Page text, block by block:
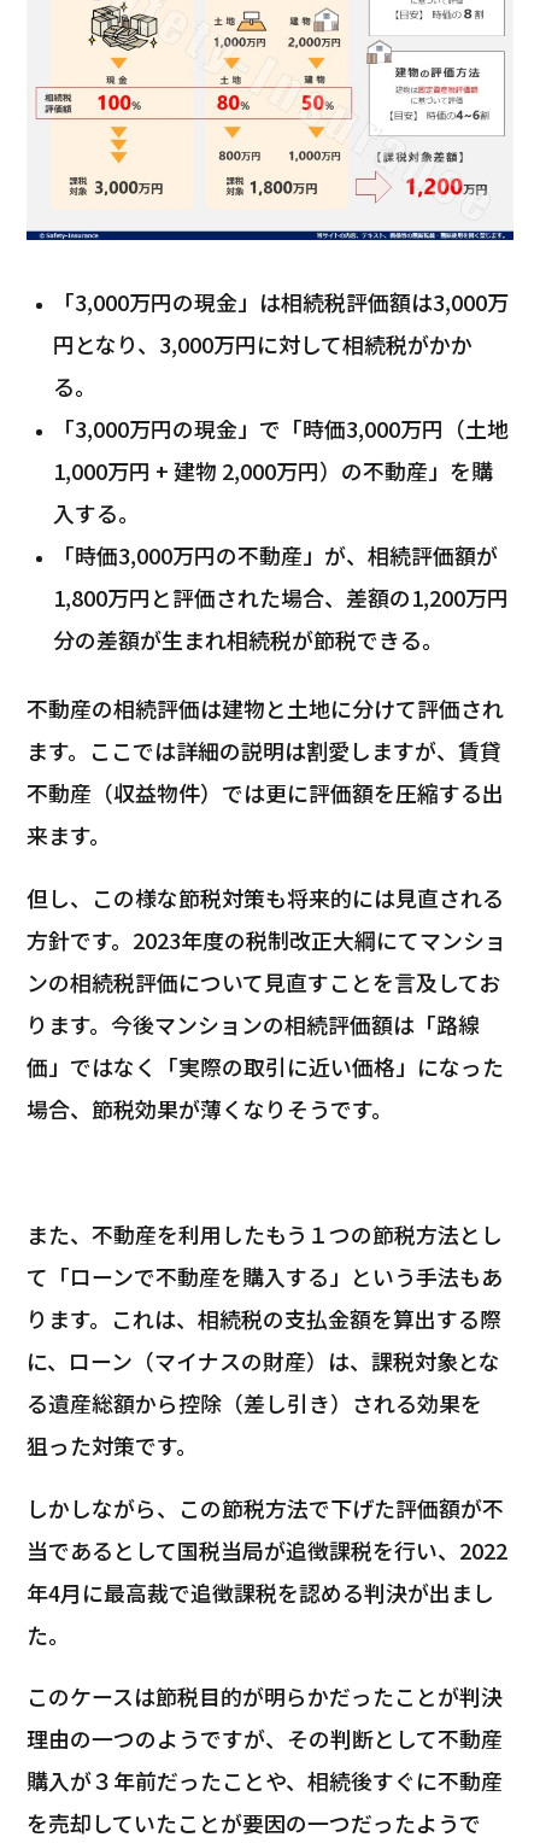
「3,000万円の現金」は相続税評価額は3,000万
円となり、3,000万円に対して相続税がかか
る。
「3,000万円の現金」で「時価3,000万円（土地
1,000万円 + 建物 2,000万円）の不動産」を購
入する。
「時価3,000万円の不動産」が、相続評価額が
1,800万円と評価された場合、差額の1,200万円
分の差額が生まれ相続税が節税できる。
不動産の相続評価は建物と土地に分けて評価され
ます。ここでは詳細の説明は割愛しますが、賃貸
不動産（収益物件）では更に評価額を圧縮する出
来ます。
但し、この様な節税対策も将来的には見直される
方針です。2023年度の税制改正大綱にてマンショ
ンの相続税評価について見直すことを言及してお
ります。今後マンションの相続評価額は「路線
価」ではなく「実際の取引に近い価格」になった
場合、節税効果が薄くなりそうです。
また、不動産を利用したもう１つの節税方法とし
て「ローンで不動産を購入する」という手法もあ
ります。これは、相続税の支払金額を算出する際
に、ローン（マイナスの財産）は、課税対象とな
る遺産総額から控除（差し引き）される効果を
狙った対策です。
しかしながら、この節税方法で下げた評価額が不
当であるとして国税当局が追徴課税を行い、2022
年4月に最高裁で追徴課税を認める判決が出まし
た。
このケースは節税目的が明らかだったことが判決
理由の一つのようですが、その判断として不動産
購入が３年前だったことや、相続後すぐに不動産
を売却していたことが要因の一つだったようで